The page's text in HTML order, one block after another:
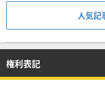
人気記
権利表記